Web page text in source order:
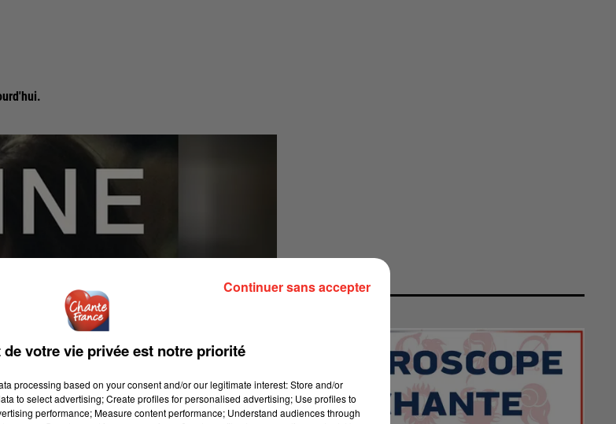
de votre vie privée est notre priorité
processing based on your consent and/or our legitimate interest: Store and/or
to select advertising; Create profiles for personalised advertising; Use profiles to
performance; Measure content performance; Understand audiences through
Continuer sans accepter